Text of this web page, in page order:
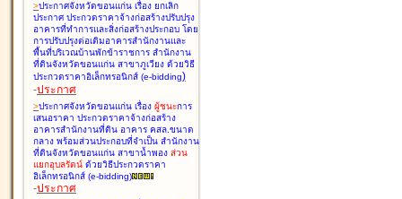
>ประกาศจังหวัดขอนแก่น เรื่อง ยกเลิก
ประกาศ ประกวดราคาจ้างก่อสร้างปรับปรุง
อาคารที่ทำการและสิ่งก่อสร้างประกอบ โดย
การปรับปรุงต่อเติมอาคารสำนักงานและ
พื้นที่บริเวณบ้านพักข้าราชการ สำนักงาน
ที่ดินจังหวัดขอนแก่น สาขาภูเวียง ด้วยวิธี
ประกวดราคาอิเล็กทรอนิกส์ (e-bidding)
-ประกาศ
>ประกาศจังหวัดขอนแก่น เรื่อง ผู้ชนะการ
เสนอราคา ประกวดราคาจ้างก่อสร้าง
อาคารสำนักงานที่ดิน อาคาร คสล.ขนาด
กลาง พร้อมส่วนประกอบที่จำเป็น สำนักงาน
ที่ดินจังหวัดขอนแก่น สาขาน้ำพอง ส่วน
แยกอุบลรัตน์ ด้วยวิธีประกวดราคา
อิเล็กทรอนิกส์ (e-bidding)
-ประกาศ